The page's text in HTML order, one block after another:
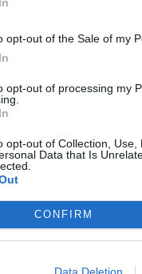
opt-out of the Sale of my
opt-out of processing my
opt-out of Collection,
Data that Is
CONFIRM
Data Deletion
netrūktų
ir vystosi
maisto
viena iš
Kai laistoma
ir juos